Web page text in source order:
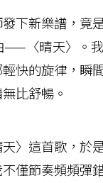
下新樂譜，竟
——〈晴天〉。
快的旋律，瞬
比舒暢。
〉這首歌，於
僅節奏頻頻彈